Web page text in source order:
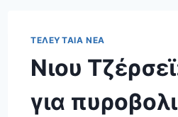
ΤΕΛΕΥΤΑΊΑ ΝΈΑ
Νιου
για